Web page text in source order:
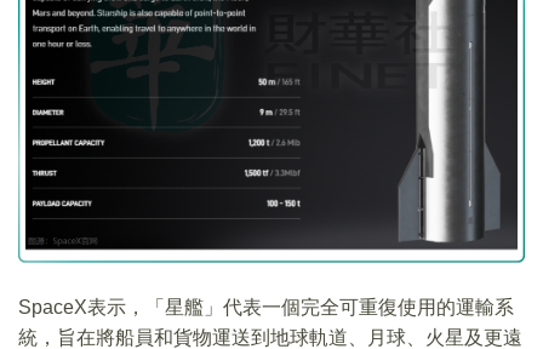
SpaceX表示，「星艦」代表一個完全可重復使用的運輸系
統，旨在將船員和貨物運送到地球軌道、月球、火星及更遠